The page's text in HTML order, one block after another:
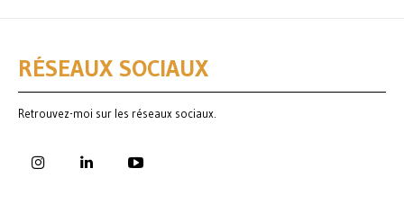
RÉSEAUX SOCIAUX
Retrouvez-moi sur les réseaux sociaux.